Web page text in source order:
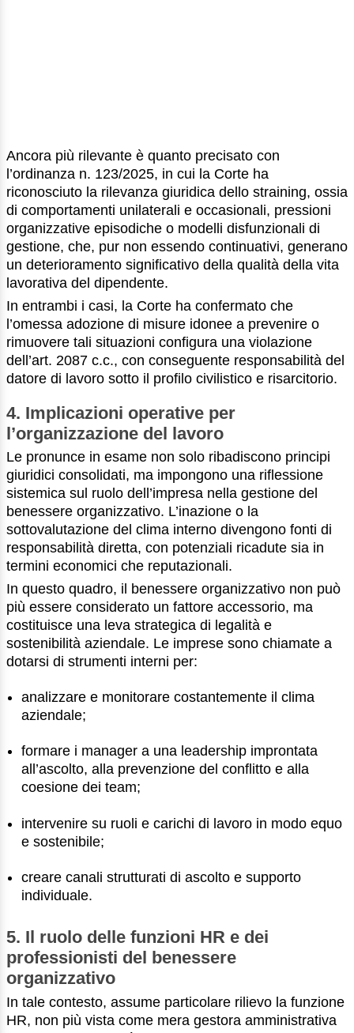
Ancora più rilevante è quanto precisato con
l’ordinanza n. 123/2025, in cui la Corte ha
riconosciuto la rilevanza giuridica dello straining, ossia
di comportamenti unilaterali e occasionali, pressioni
organizzative episodiche o modelli disfunzionali di
gestione, che, pur non essendo continuativi, generano
un deterioramento significativo della qualità della vita
lavorativa del dipendente.
In entrambi i casi, la Corte ha confermato che
l’omessa adozione di misure idonee a prevenire o
rimuovere tali situazioni configura una violazione
dell’art. 2087 c.c., con conseguente responsabilità del
datore di lavoro sotto il profilo civilistico e risarcitorio.
4. Implicazioni operative per
l’organizzazione del lavoro
Le pronunce in esame non solo ribadiscono principi
giuridici consolidati, ma impongono una riflessione
sistemica sul ruolo dell’impresa nella gestione del
benessere organizzativo. L’inazione o la
sottovalutazione del clima interno divengono fonti di
responsabilità diretta, con potenziali ricadute sia in
termini economici che reputazionali.
In questo quadro, il benessere organizzativo non può
più essere considerato un fattore accessorio, ma
costituisce una leva strategica di legalità e
sostenibilità aziendale. Le imprese sono chiamate a
dotarsi di strumenti interni per:
analizzare e monitorare costantemente il clima
aziendale;
formare i manager a una leadership improntata
all’ascolto, alla prevenzione del conflitto e alla
coesione dei team;
intervenire su ruoli e carichi di lavoro in modo equo
e sostenibile;
creare canali strutturati di ascolto e supporto
individuale.
5. Il ruolo delle funzioni HR e dei
professionisti del benessere
organizzativo
In tale contesto, assume particolare rilievo la funzione
HR, non più vista come mera gestora amministrativa